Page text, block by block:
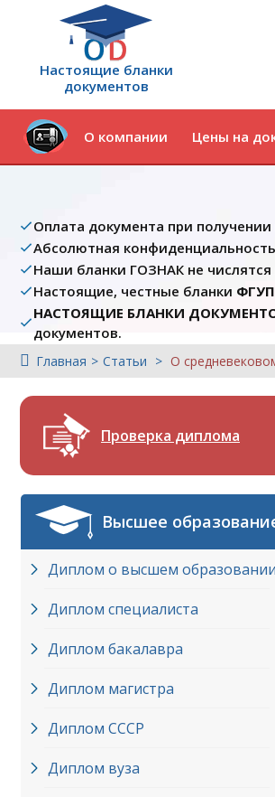
Настоящие бланки
документов
О компании Цены на
Оплата документа при получении
Абсолютная конфиденциальность
Наши бланки ГОЗНАК не
Настоящие, честные бланки
НАСТОЯЩИЕ БЛАНКИ
документов.
Главная Статьи О
Проверка диплома
Высшее
Диплом о высшем образовании
Диплом специалиста
Диплом бакалавра
Диплом магистра
Диплом СССР
Диплом вуза